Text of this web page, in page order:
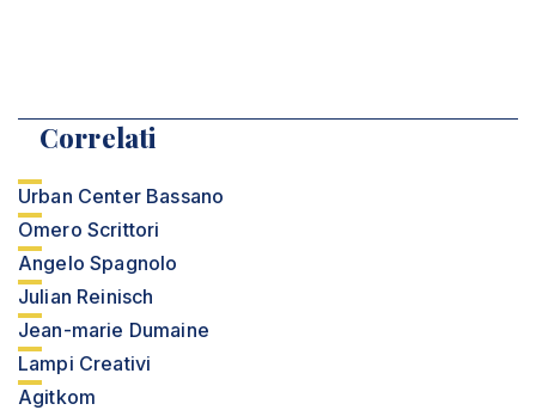
Correlati
Urban Center Bassano
Omero Scrittori
Angelo Spagnolo
Julian Reinisch
Jean-marie Dumaine
Lampi Creativi
Agitkom